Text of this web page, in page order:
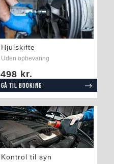
Hjulskifte
Uden opbevaring
498 kr.
Gå til booking
Kontrol til syn